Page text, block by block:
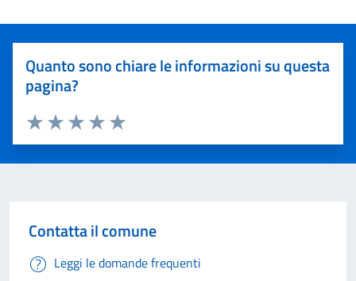
Quanto sono chiare le informazioni su questa
pagina?
Valuta 5 stelle su 5
Valuta 4 stelle su 5
Valuta 3 stelle su 5
Valuta 2 stelle su 5
Valuta 1 stelle su 5
Contatta il comune
Leggi le domande frequenti